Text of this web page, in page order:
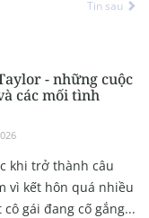
Tin sau
- những cuộc
các mối tình
khi trở thành câu
vì kết hôn quá nhiều
gái đang cố gắng...